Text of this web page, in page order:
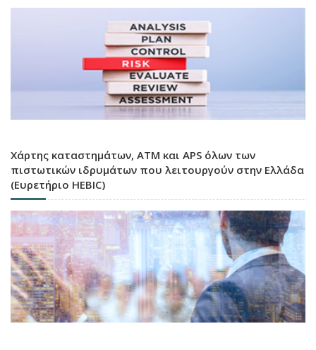
Χάρτης καταστημάτων, ATM και APS όλων των
πιστωτικών ιδρυμάτων που λειτουργούν στην Ελλάδα
(Ευρετήριο HEBIC)